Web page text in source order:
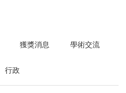
獲獎消息 學術交流
行政